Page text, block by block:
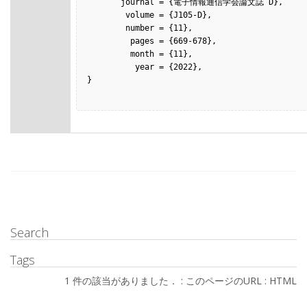
}
Search
Tags
1 件の該当がありました． : このページのURL : HTML